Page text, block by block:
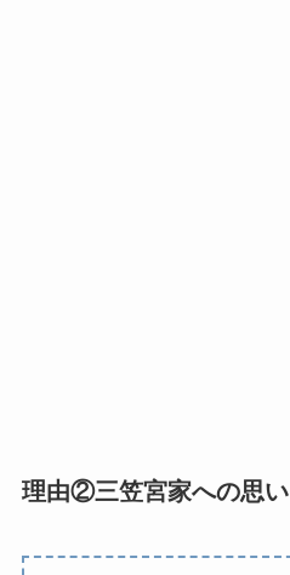
理由②三笠宮家への思い